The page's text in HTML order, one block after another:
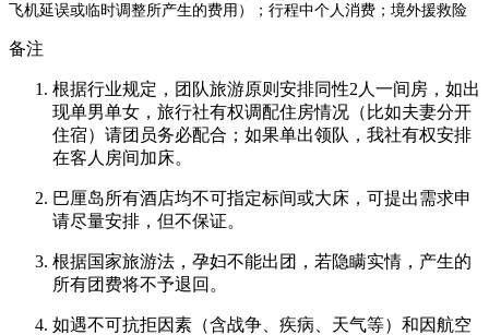
飞机延误或临时调整所产生的费用）；行程中个人消费；境外援救险
备注
根据行业规定，团队旅游原则安排同性2人一间房，如出
现单男单女，旅行社有权调配住房情况（比如夫妻分开
住宿）请团员务必配合；如果单出领队，我社有权安排
在客人房间加床。
巴厘岛所有酒店均不可指定标间或大床，可提出需求申
请尽量安排，但不保证。
根据国家旅游法，孕妇不能出团，若隐瞒实情，产生的
所有团费将不予退回。
如遇不可抗拒因素（含战争、疾病、天气等）和因航空